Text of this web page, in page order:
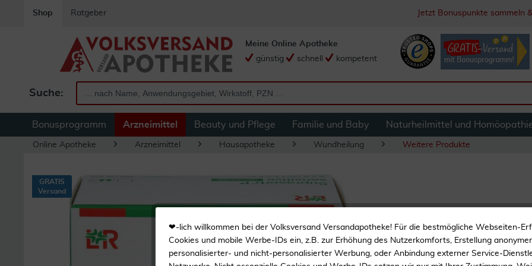
Shop Ratgeber Jetzt Bonuspunkte sammeln
Suche:
Meine Online Apotheke
günstig
schnell kompetent
Bonusprogramm Arzneimittel Beauty und Pflege Familie und Baby Naturheilmittel und
Online Apotheke Arzneimittel Hausapotheke Wundheilung Weitere Produkte
Suprasorb P
Stk
GRATIS
Versand
❤-lich willkommen bei der Volksversand Versandapotheke! Für die bestmögliche Webseiten-
Cookies und mobile Werbe-IDs ein, z.B. zur Erhöhung des Nutzerkomforts, Erstellung
personalisierter- und nicht-personalisierter Werbung, oder Anbindung externer Service-